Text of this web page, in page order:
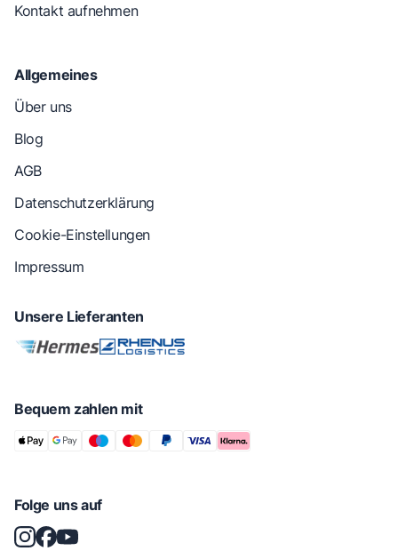
Kontakt aufnehmen
Allgemeines
Über uns
Blog
AGB
Datenschutzerklärung
Cookie-Einstellungen
Impressum
Unsere Lieferanten
Bequem zahlen mit
Folge uns auf